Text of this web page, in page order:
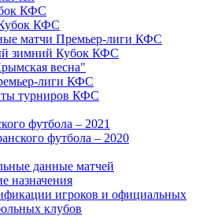
КФС
КФС
матчи Премьер-лиги КФС
зимний Кубок КФС
весна"
лиги КФС
турниров КФС
футбола – 2021
футбола – 2020
данные матчей
назначения
игроков и официальных
клубов